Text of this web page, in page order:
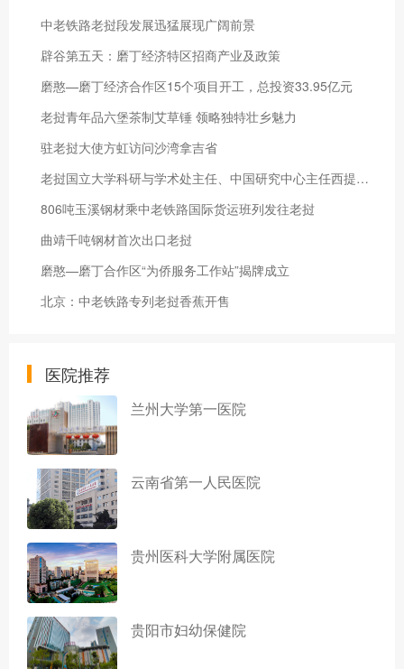
中老铁路老挝段发展迅猛展现广阔前景
辟谷第五天：磨丁经济特区招商产业及政策
磨憨—磨丁经济合作区15个项目开工，总投资33.95亿元
老挝青年品六堡茶制艾草锤 领略独特壮乡魅力
驻老挝大使方虹访问沙湾拿吉省
老挝国立大学科研与学术处主任、中国研究中心主任西提赛·赛雅翁：共享机遇 共创未来
806吨玉溪钢材乘中老铁路国际货运班列发往老挝
曲靖千吨钢材首次出口老挝
磨憨—磨丁合作区“为侨服务工作站”揭牌成立
北京：中老铁路专列老挝香蕉开售
医院推荐
兰州大学第一医院
云南省第一人民医院
贵州医科大学附属医院
贵阳市妇幼保健院